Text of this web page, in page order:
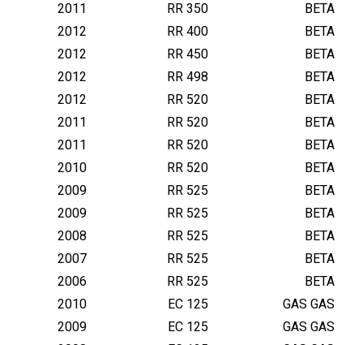
א
ח
ר
B
E
T
A
G
A
S
/
H
U
S
Q
BETA
RR 350
2011
BETA
RR 400
2012
BETA
RR 450
2012
BETA
RR 498
2012
BETA
RR 520
2012
BETA
RR 520
2011
BETA
RR 520
2011
BETA
RR 520
2010
BETA
RR 525
2009
BETA
RR 525
2009
BETA
RR 525
2008
BETA
RR 525
2007
BETA
RR 525
2006
GAS GAS
EC 125
2010
GAS GAS
EC 125
2009